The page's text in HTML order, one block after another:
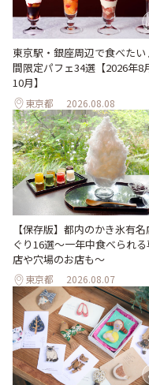
東京駅・銀座周辺で食べた
間限定パフェ34選【2026年8
10月】
東京都 2026.08.08
【保存版】都内のかき氷有名
ぐり16選～一年中食べられる
店や穴場のお店も～
東京都 2026.08.07